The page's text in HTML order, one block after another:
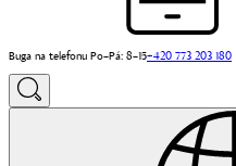
Buga na telefonu Po–Pá: 8–15+420 773 203 180